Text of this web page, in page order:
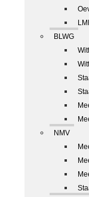
BLWG
NMV